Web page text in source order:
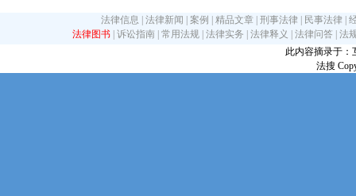
法律信息 法律新闻 案例 精品文章 刑事法律 民事法律
法律图书 诉讼指南 常用法规 法律实务 法律释义 法律问答
法
此内容摘录于：
法搜